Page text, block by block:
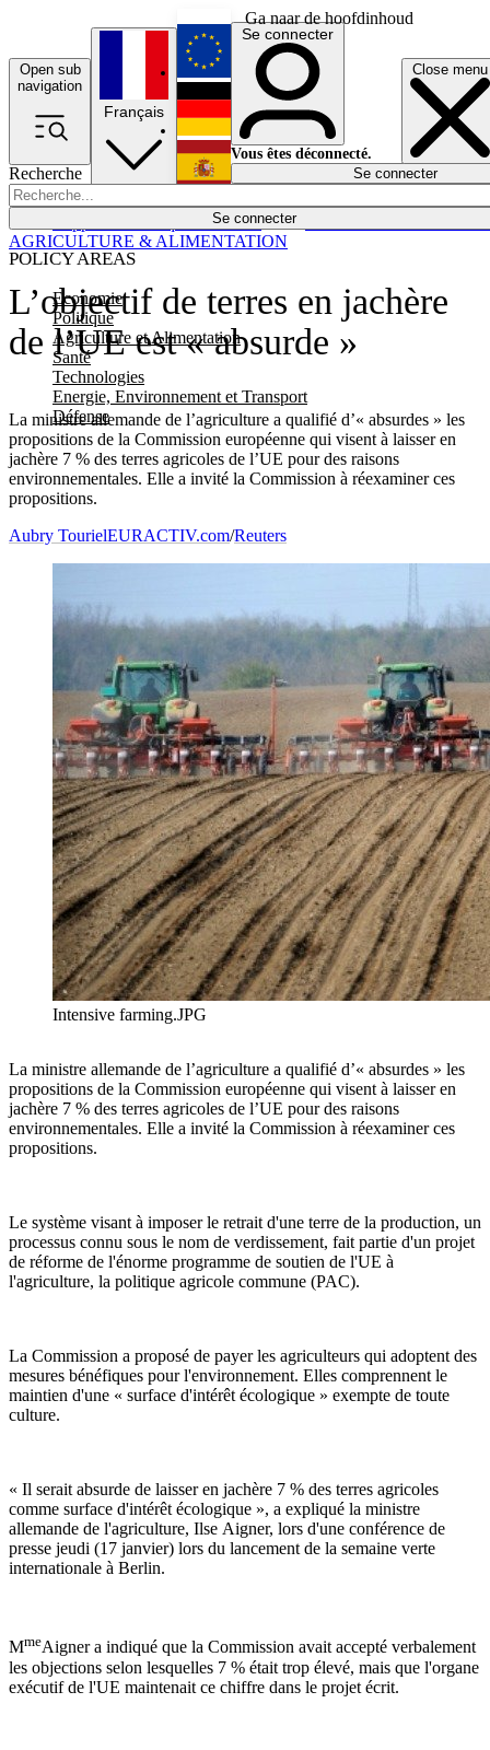
Ga naar de hoofdinhoud
Open sub
navigation
Close menu
Recherche
Se connecter
POLICY AREAS
Economie
Politique
Agriculture et Alimentation
Santé
Technologies
Energie, Environnement et Transport
Défense
Économie
Français
English
Deutsch
Español
Se connecter
Vous êtes déconnecté.
Se connecter
L’objectif de terres en jachère
de l’UE est « absurde »
La ministre allemande de l’agriculture a qualifié d’« absurdes » les
propositions de la Commission européenne qui visent à laisser en
jachère 7 % des terres agricoles de l’UE pour des raisons
environnementales. Elle a invité la Commission à réexaminer ces
propositions.
AGRICULTURE & ALIMENTATION
Aubry TourielEURACTIV.com/Reuters
Intensive farming.JPG
La ministre allemande de l’agriculture a qualifié d’« absurdes » les
propositions de la Commission européenne qui visent à laisser en
jachère 7 % des terres agricoles de l’UE pour des raisons
environnementales. Elle a invité la Commission à réexaminer ces
propositions.
Le système visant à imposer le retrait d'une terre de la production, un
processus connu sous le nom de verdissement, fait partie d'un projet
de réforme de l'énorme programme de soutien de l'UE à
l'agriculture, la politique agricole commune (PAC).
La Commission a proposé de payer les agriculteurs qui adoptent des
mesures bénéfiques pour l'environnement. Elles comprennent le
maintien d'une « surface d'intérêt écologique » exempte de toute
culture.
« Il serait absurde de laisser en jachère 7 % des terres agricoles
comme surface d'intérêt écologique », a expliqué la ministre
allemande de l'agriculture, Ilse Aigner, lors d'une conférence de
presse jeudi (17 janvier) lors du lancement de la semaine verte
internationale à Berlin.
MmeAigner a indiqué que la Commission avait accepté verbalement
les objections selon lesquelles 7 % était trop élevé, mais que l'organe
exécutif de l'UE maintenait ce chiffre dans le projet écrit.